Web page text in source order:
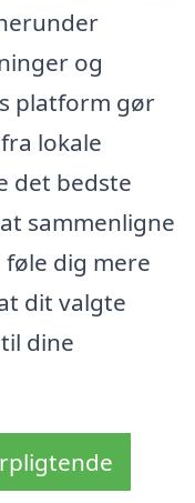
og
platform gør
lokale
det bedste
sammenligne
dig mere
dit valgte
dine